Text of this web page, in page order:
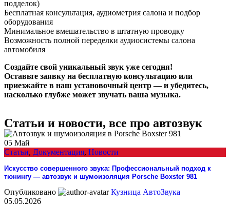
подделок)
Бесплатная консультация, аудиометрия салона и подбор
оборудования
Минимальное вмешательство в штатную проводку
Возможность полной переделки аудиосистемы салона
автомобиля
Создайте свой уникальный звук уже сегодня!
Оставьте заявку на бесплатную консультацию или
приезжайте в наш установочный центр — и убедитесь,
насколько глубже может звучать ваша музыка.
Статьи и новости, все про автозвук
05 Май
Статьи, Документация, Новости
Искусство совершенного звука: Профессиональный подход к
тюнингу — автозвук и шумоизоляция Porsche Boxster 981
Опубликовано
Кузница АвтоЗвука
05.05.2026